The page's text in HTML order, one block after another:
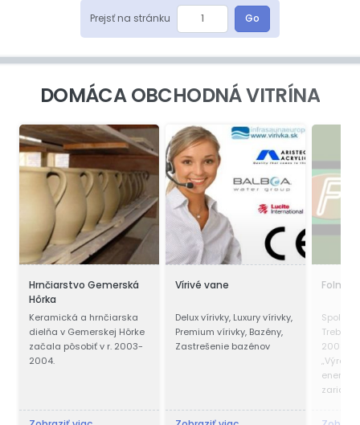
Prejsť na stránku Go
DOMÁCA OBCHODNÁ VITRÍNA
Hrnčiarstvo Gemerská
Hôrka
Keramická a hrnčiarska
dielňa v Gemerskej Hôrke
začala pôsobiť v r. 2003-
2004.
Vírivé vane
Delux vírivky, Luxury vírivky,
Premium vírivky, Bazény,
Zastrešenie bazénov
Folmar
2008 s
energie
5 MW.“